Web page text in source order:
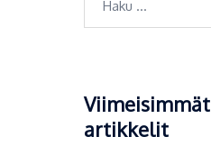
Viimeisimmät
artikkelit